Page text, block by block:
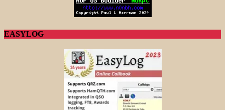
EASYLOG